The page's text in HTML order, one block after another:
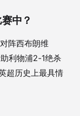
中？
阵西布朗维
利物浦2-1绝杀
超历史上最具情